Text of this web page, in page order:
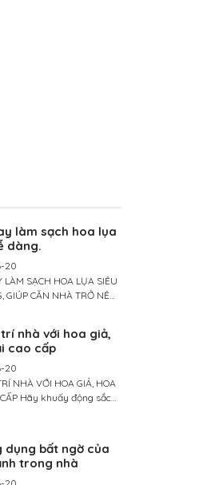
làm sạch hoa lụa
dàng.
20
LÀM SẠCH HOA LỤA SIÊU
GIÚP CĂN NHÀ TRỞ NÊN
hoa lụa cũng cần được lau
luôn sống động và tươi
sạch sâu, bạn có thể
nước hoặc […]
nhà với hoa giả,
cao cấp
20
NHÀ VỚI HOA GIẢ, HOA
CẤP Hãy khuấy động sắc
không gian sống nhà mình
màu sắc hoa yêu kiều
là điều mới mẻ. Tuy
dụng bất ngờ của
trong nhà